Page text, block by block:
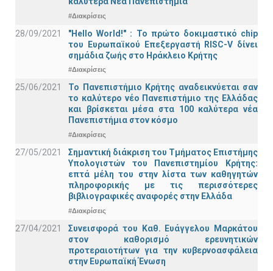
#Διακρίσεις
28/09/2021
"Hello World!" : Το πρώτο δοκιμαστικό chip
του Ευρωπαϊκού Επεξεργαστή RISC-V δίνει
σημάδια ζωής στο Ηράκλειο Κρήτης
#Διακρίσεις
25/06/2021
Το Πανεπιστήμιο Κρήτης αναδεικνύεται σαν
το καλύτερο νέο Πανεπιστήμιο της Ελλάδας
και βρίσκεται μέσα στα 100 καλύτερα νέα
Πανεπιστήμια στον κόσμο
#Διακρίσεις
27/05/2021
Σημαντική διάκριση του Τμήματος Επιστήμης
Υπολογιστών του Πανεπιστημίου Κρήτης:
επτά μέλη του στην λίστα των καθηγητών
πληροφορικής με τις περισσότερες
βιβλιογραφικές αναφορές στην Ελλάδα
#Διακρίσεις
27/04/2021
Συνεισφορά του Καθ. Ευάγγελου Μαρκάτου
στον καθορισμό ερευνητικών
προτεραιοτήτων για την κυβερνοασφάλεια
στην Ευρωπαϊκή Ένωση